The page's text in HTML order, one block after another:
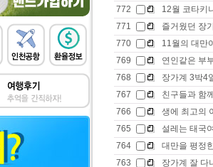
772
12월 코타키
771
즐거웠던 장
770
11월의 대만
769
연인같은 부
768
장가계 3박4
767
친구들과 함
766
생에 최고의
765
설레는 태국
764
대만을 평정
763
장가계 잘 다